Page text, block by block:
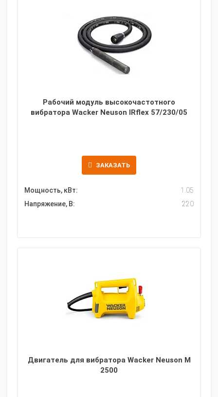
Рабочий модуль высокочастотного
вибратора Wacker Neuson IRflex 57/230/05
ЗАКАЗАТЬ
Мощность, кВт:
1.05
Напряжение, В:
220
Двигатель для вибратора Wacker Neuson M
2500